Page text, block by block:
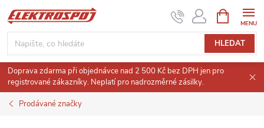
Přejít
na
obsah
HLEDAT
NÁKUPNÍ
KOŠÍK
Doprava zdarma při objednávce nad 2 500 Kč bez DPH jen pro
registrované zákazníky. Neplatí pro nadrozměrné zásilky.
Prodávané značky